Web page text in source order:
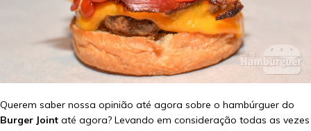
Querem saber nossa opinião até agora sobre o hambúrguer do
Burger Joint até agora? Levando em consideração todas as vezes